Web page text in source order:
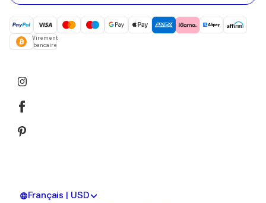
Virement
bancaire
Français | USD